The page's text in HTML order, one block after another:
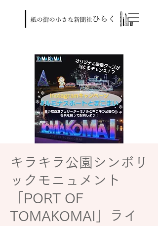
キラキラ公園シンボリ
ックモニュメント
「PORT OF
TOMAKOMAI」ライ